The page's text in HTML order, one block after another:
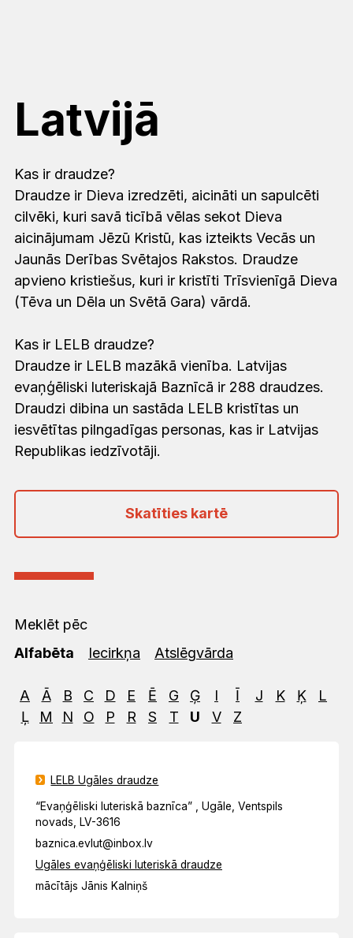
Latvijā
Kas ir draudze?
Draudze ir Dieva izredzēti, aicināti un sapulcēti
cilvēki, kuri savā ticībā vēlas sekot Dieva
aicinājumam Jēzū Kristū, kas izteikts Vecās un
Jaunās Derības Svētajos Rakstos. Draudze
apvieno kristiešus, kuri ir kristīti Trīsvienīgā Dieva
(Tēva un Dēla un Svētā Gara) vārdā.
Kas ir LELB draudze?
Draudze ir LELB mazākā vienība. Latvijas
evaņģēliski luteriskajā Baznīcā ir 288 draudzes.
Draudzi dibina un sastāda LELB kristītas un
iesvētītas pilngadīgas personas, kas ir Latvijas
Republikas iedzīvotāji.
Skatīties kartē
Meklēt pēc
Alfabēta
Iecirkņa Atslēgvārda
A Ā B C D E Ē G Ģ I Ī J K Ķ
L
Ļ
M N O P R S T U V Z
LELB Ugāles draudze
“Evaņģēliski luteriskā baznīca” , Ugāle, Ventspils
novads, LV-3616
baznica.evlut@inbox.lv
Ugāles evaņģēliski luteriskā draudze
mācītājs Jānis Kalniņš